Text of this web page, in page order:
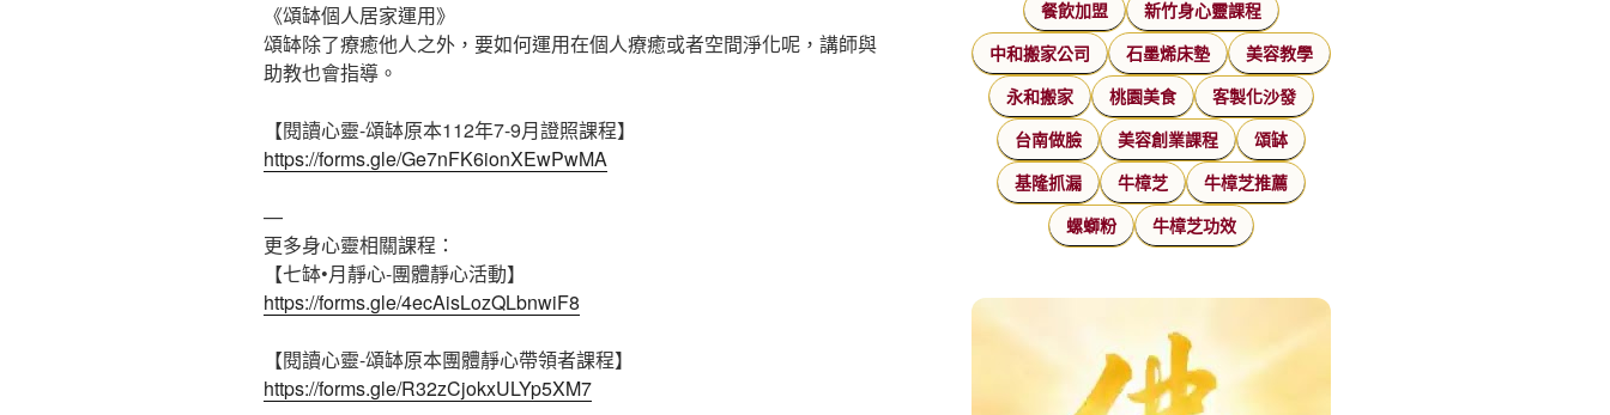
《頌缽個人居家運用》
頌缽除了療癒他人之外，要如何運用在個人療癒或者空間淨化呢，講師與
助教也會指導。
【閱讀心靈-頌缽原本112年7-9月證照課程】
https://forms.gle/Ge7nFK6ionXEwPwMA
—
更多身心靈相關課程：
【七缽•月靜心-團體靜心活動】
https://forms.gle/4ecAisLozQLbnwiF8
【閱讀心靈-頌缽原本團體靜心帶領者課程】
https://forms.gle/R32zCjokxULYp5XM7
餐飲加盟 新竹身心靈課程
中和搬家公司 石墨烯床墊 美容教學
永和搬家 桃園美食 客製化沙發
台南做臉 美容創業課程 頌缽
基隆抓漏 牛樟芝 牛樟芝推薦
螺螄粉 牛樟芝功效